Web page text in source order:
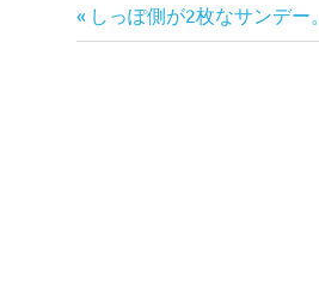
投
前
の
しっぽ側が2枚なサンデー。